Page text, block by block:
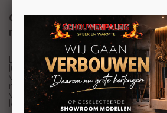
Goede verbranding en
met DuplicAir ®
DuplicAir® is een speciaal ontwikkeld
luchtregelsysteem dat zorgt voor
verbranding. Via een draaischijf is
nauwkeurig en eenvoudig te
verbranding is belangrijk voor een
lage uitstoot.